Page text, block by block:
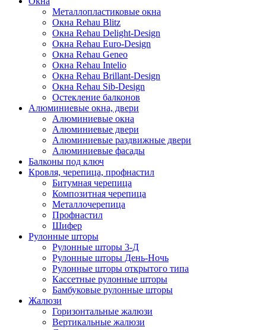
Металлопластиковые окна
Окна Rehau Blitz
Окна Rehau Delight-Design
Окна Rehau Euro-Design
Окна Rehau Geneo
Окна Rehau Intelio
Окна Rehau Вrillant-Design
Окна Rehau Sib-Design
Остекление балконов
Алюминиевые окна, двери
Алюминиевые окна
Алюминиевые двери
Алюминиевые раздвижные двери
Алюминиевые фасады
Балконы под ключ
Кровля, черепица, профнастил
Битумная черепица
Композитная черепица
Металлочерепица
Профнастил
Шифер
Рулонные шторы
Рулонные шторы 3-Д
Рулонные шторы День-Ночь
Рулонные шторы открытого типа
Кассетные рулонные шторы
Бамбуковые рулонные шторы
Жалюзи
Горизонтальные жалюзи
Вертикальные жалюзи